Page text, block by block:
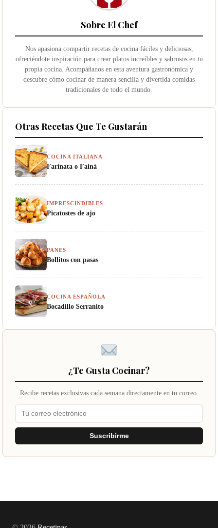
Sobre El Chef
Nos apasiona compartir recetas de cocina fáciles y deliciosas,
ofreciéndote inspiración para crear platos increíbles y sabrosos en tu
propia cocina. Acompáñanos en esta aventura gastronómica y
descubre cómo cocinar de manera sencilla y divertida comidas
tradicionales de todo el mundo.
Otras Recetas Que Te Gustarán
COCINA ITALIANA
Farinata o Fainá
IMPRESCINDIBLES
Picatostes de ajo
PANES
Bollitos con pasas
COCINA ESPAÑOLA
Bocadillo Serranito
¿Te Gusta Cocinar?
Recibe recetas exclusivas cada semana directamente en tu correo.
Suscribirme